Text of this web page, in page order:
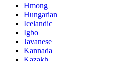
Hmong
Hungarian
Icelandic
Igbo
Javanese
Kannada
Kazakh